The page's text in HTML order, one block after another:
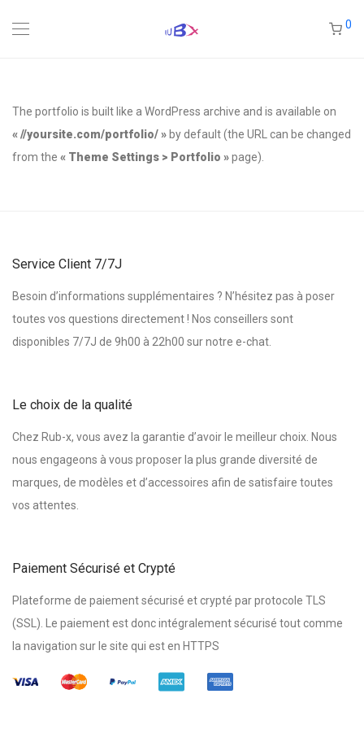
0
The portfolio is built like a WordPress archive and is available on
« //yoursite.com/portfolio/ » by default (the URL can be changed
from the « Theme Settings > Portfolio »page).
Service Client 7/7J
Besoin d’informations supplémentaires ? N’hésitez pas à poser
toutes vos questions directement ! Nos conseillers sont
disponibles 7/7J de 9h00 à 22h00 sur notre e-chat.
Le choix de la qualité
Chez Rub-x, vous avez la garantie d’avoir le meilleur choix. Nous
nous engageons à vous proposer la plus grande diversité de
marques, de modèles et d’accessoires afin de satisfaire toutes
vos attentes.
Paiement Sécurisé et Crypté
Plateforme de paiement sécurisé et crypté par protocole TLS
(SSL). Le paiement est donc intégralement sécurisé tout comme
la navigation sur le site qui est en HTTPS